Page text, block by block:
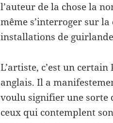
l’auteur de la chose la
même s’interroger sur
installations de
L’artiste, c’est un
anglais. Il a
voulu signifier une sorte
ceux qui contemplent